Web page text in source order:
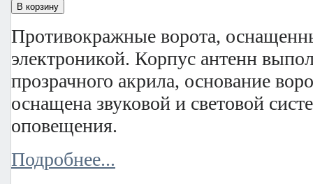
Противокражные ворота,
электроникой. Корпус антенн
прозрачного акрила, основание
оснащена звуковой и световой
оповещения.
Подробнее...